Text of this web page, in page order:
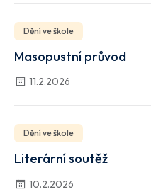
Dění ve škole
Masopustní průvod
11.2.2026
Dění ve škole
Literární soutěž
10.2.2026